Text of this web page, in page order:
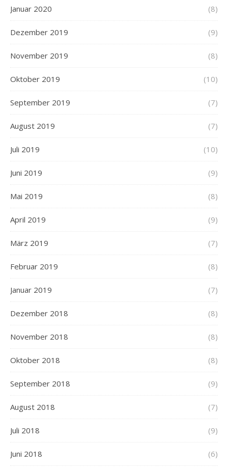
Januar 2020 (8)
Dezember 2019 (9)
November 2019 (8)
Oktober 2019 (10)
September 2019 (7)
August 2019 (7)
Juli 2019 (10)
Juni 2019 (9)
Mai 2019 (8)
April 2019 (9)
März 2019 (7)
Februar 2019 (8)
Januar 2019 (7)
Dezember 2018 (8)
November 2018 (8)
Oktober 2018 (8)
September 2018 (9)
August 2018 (7)
Juli 2018 (9)
Juni 2018 (6)